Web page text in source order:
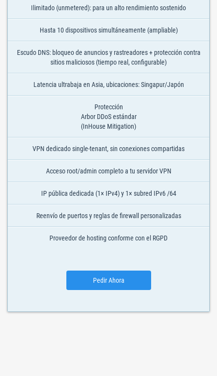
Ilimitado (unmetered): para un alto rendimiento sostenido
Hasta 10 dispositivos simultáneamente (ampliable)
Escudo DNS: bloqueo de anuncios y rastreadores + protección contra
sitios maliciosos (tiempo real, configurable)
Latencia ultrabaja en Asia, ubicaciones: Singapur/Japón
Protección
Arbor DDoS estándar
(InHouse Mitigation)
VPN dedicado single-tenant, sin conexiones compartidas
Acceso root/admin completo a tu servidor VPN
IP pública dedicada (1× IPv4) y 1× subred IPv6 /64
Reenvío de puertos y reglas de firewall personalizadas
Proveedor de hosting conforme con el RGPD
Pedir Ahora